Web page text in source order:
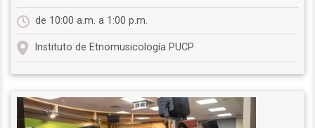
de 10:00 a.m. a 1:00 p.m.
Instituto de Etnomusicología PUCP